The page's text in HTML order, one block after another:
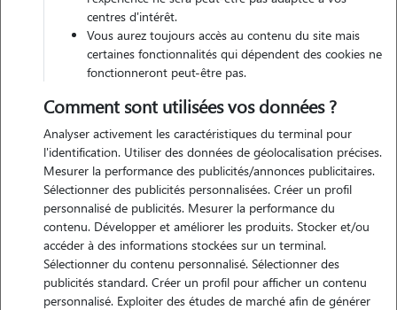
(78230)
centres d'intérêt.
Vous aurez toujours accès au contenu du site mais
certaines fonctionnalités qui dépendent des cookies ne
fonctionneront peut-être pas.
Comment sont utilisées vos données ?
Analyser activement les caractéristiques du terminal pour
l'identification. Utiliser des données de géolocalisation précises.
Mesurer la performance des publicités/annonces publicitaires.
Sélectionner des publicités personnalisées. Créer un profil
personnalisé de publicités. Mesurer la performance du
contenu. Développer et améliorer les produits. Stocker et/ou
accéder à des informations stockées sur un terminal.
Sélectionner du contenu personnalisé. Sélectionner des
publicités standard. Créer un profil pour afficher un contenu
personnalisé. Exploiter des études de marché afin de générer